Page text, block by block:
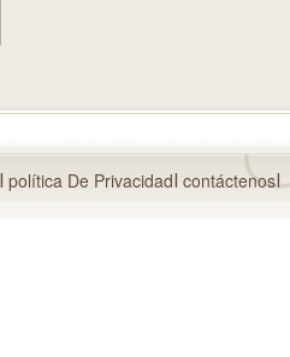
política De Privacidad contáctenos